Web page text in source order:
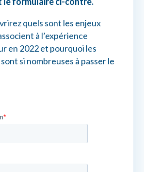
quels sont les enjeux
à l’expérience
en 2022 et pourquoi les
si nombreuses à passer le